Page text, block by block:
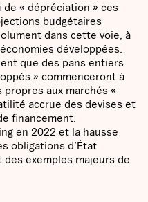
de « dépréciation » ces
budgétaires
dans cette voie, à
développées.
que des pans entiers
» commenceront à
aux marchés «
accrue des devises et
financement.
en 2022 et la hausse
obligations d’État
exemples majeurs de